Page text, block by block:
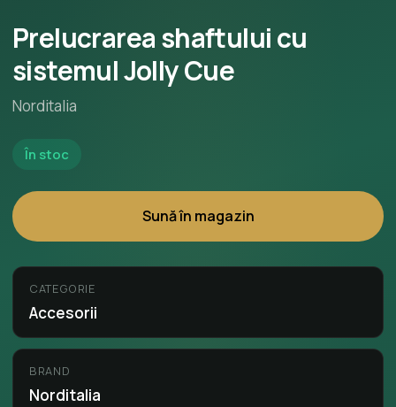
Prelucrarea shaftului cu
sistemul Jolly Cue
Norditalia
În stoc
Sună în magazin
CATEGORIE
Accesorii
BRAND
Norditalia